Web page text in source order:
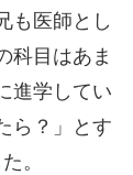
も医師とし
科目はあま
進学してい
ら？」とす
。